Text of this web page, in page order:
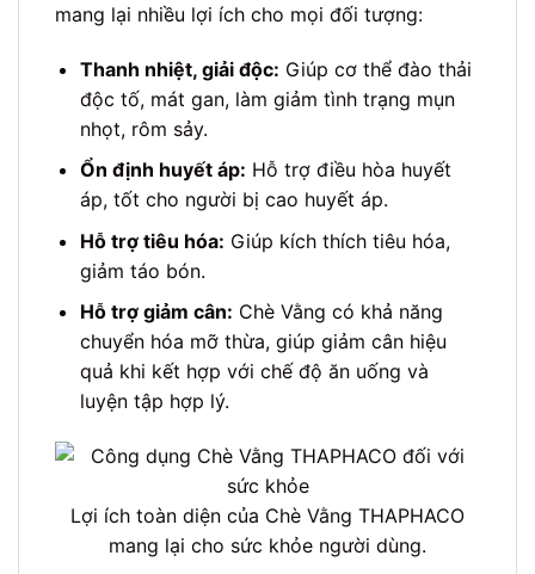
mang lại nhiều lợi ích cho mọi đối tượng:
Thanh nhiệt, giải độc: Giúp cơ thể đào thải
độc tố, mát gan, làm giảm tình trạng mụn
nhọt, rôm sảy.
Ổn định huyết áp: Hỗ trợ điều hòa huyết
áp, tốt cho người bị cao huyết áp.
Hỗ trợ tiêu hóa: Giúp kích thích tiêu hóa,
giảm táo bón.
Hỗ trợ giảm cân: Chè Vằng có khả năng
chuyển hóa mỡ thừa, giúp giảm cân hiệu
quả khi kết hợp với chế độ ăn uống và
luyện tập hợp lý.
Lợi ích toàn diện của Chè Vằng THAPHACO
mang lại cho sức khỏe người dùng.